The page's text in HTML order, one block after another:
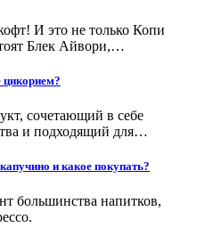
И это не только Копи
Блек Айвори,…
цикорием?
сочетающий в себе
и подходящий для…
и какое покупать?
большинства напитков,